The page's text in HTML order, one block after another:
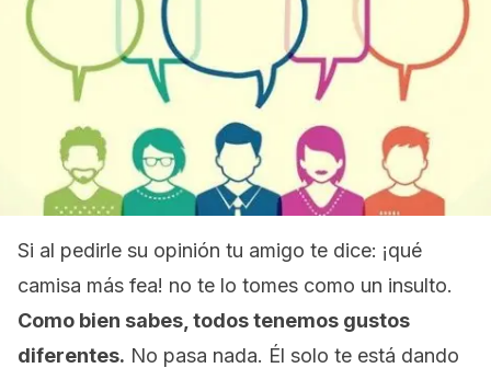
Si al pedirle su opinión tu amigo te dice: ¡qué
camisa más fea! no te lo tomes como un insulto.
Como bien sabes, todos tenemos gustos
diferentes. No pasa nada. Él solo te está dando